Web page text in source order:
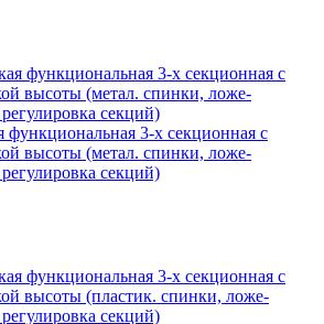
функциональная 3-х секционная с
высоты (метал. спинки, ложе-
секций)